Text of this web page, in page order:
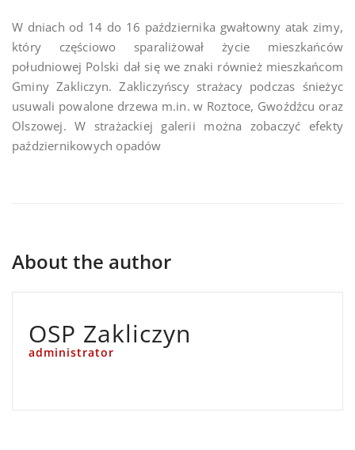
W dniach od 14 do 16 października gwałtowny atak zimy,
który częściowo sparaliżował życie mieszkańców
południowej Polski dał się we znaki również mieszkańcom
Gminy Zakliczyn. Zakliczyńscy strażacy podczas śnieżyc
usuwali powalone drzewa m.in. w Roztoce, Gwoźdźcu oraz
Olszowej. W strażackiej galerii można zobaczyć efekty
październikowych opadów
About the author
OSP Zakliczyn
administrator